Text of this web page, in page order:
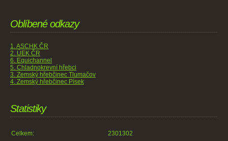
Oblíbené odkazy
1. ASCHK ČR
2. ÚEK ČR
6. Equichannel
5. Chladnokrevní hřebci
3. Zemský hřebčinec Tlumačov
4. Zemský hřebčinec Písek
Statistiky
Celkem: 2301302